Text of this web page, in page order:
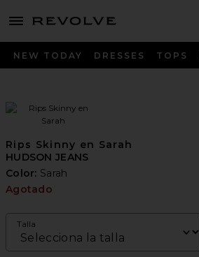
menu - shows more content
NEW TODAY DRESSES TOPS
Rips Skinny en Sarah
HUDSON JEANS
Color: Sarah
Agotado
Talla